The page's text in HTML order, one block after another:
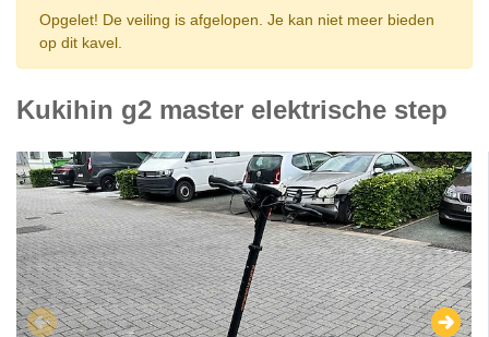
Opgelet! De veiling is afgelopen. Je kan niet meer bieden
op dit kavel.
Kukihin g2 master elektrische step